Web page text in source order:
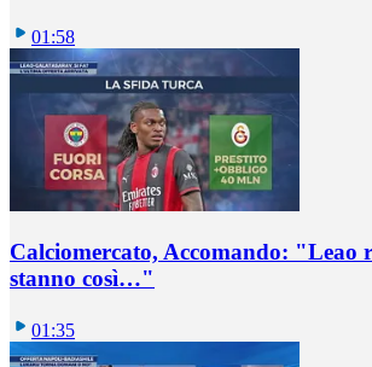
01:58
Calciomercato, Accomando: "Leao
stanno così…"
01:35